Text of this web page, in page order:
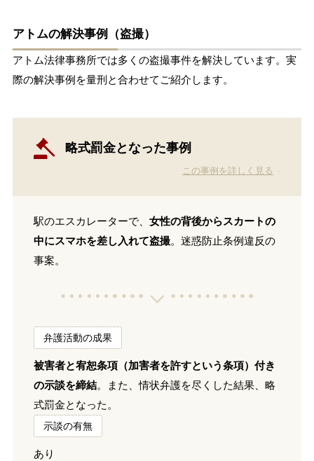
アトムの解決事例（盗撮）
アトム法律事務所では多くの盗撮事件を解決しています。実
際の解決事例を量刑と合わせてご紹介します。
略式罰金となった事例
この事例を詳しく見る
駅のエスカレーターで、 女性の背後からスカートの
中にスマホを差し入れて盗撮。迷惑防止条例違反の
事案。
弁護活動の成果
被害者と宥恕条項（加害者を許すという条項）付き
の示談を締結。また、情状弁護を尽くした結果、略
式罰金となった。
示談の有無
あり